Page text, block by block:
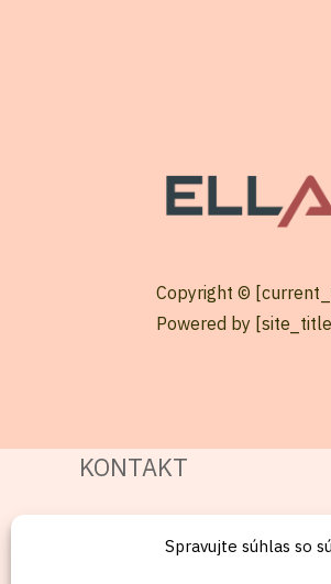
Spravujte súhlas so
Copyright ©
Powered by
KONTAKT
+421911072878